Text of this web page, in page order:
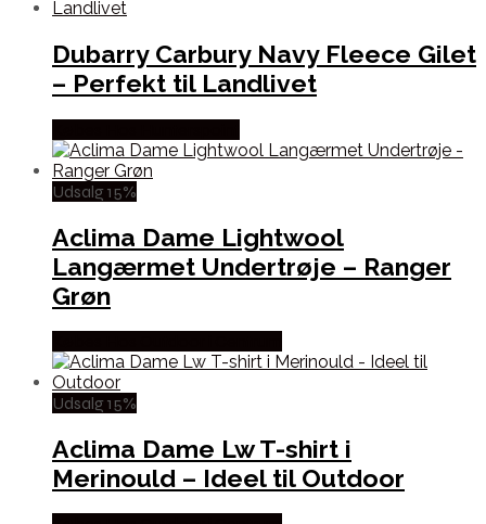
Dubarry Carbury Navy Fleece Gilet
– Perfekt til Landlivet
Udsalg 15%
Aclima Dame Lightwool
Langærmet Undertrøje – Ranger
Grøn
Udsalg 15%
Aclima Dame Lw T-shirt i
Merinould – Ideel til Outdoor